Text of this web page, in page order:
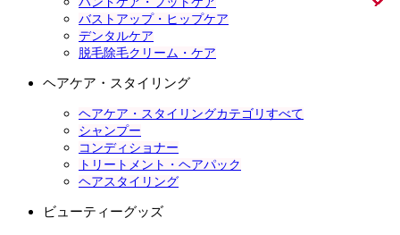
バストアップ・ヒップケア
デンタルケア
脱毛除毛クリーム・ケア
ヘアケア・スタイリング
ヘアケア・スタイリングカテゴリすべて
シャンプー
コンディショナー
トリートメント・ヘアパック
ヘアスタイリング
ビューティーグッズ